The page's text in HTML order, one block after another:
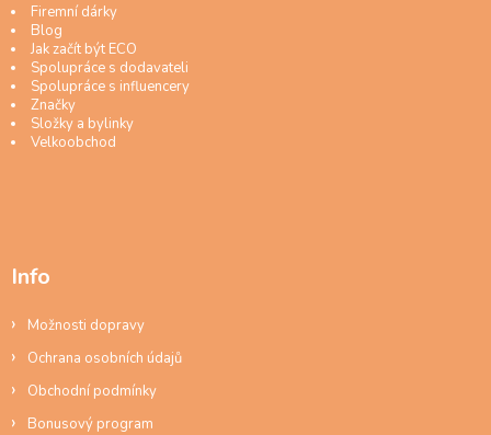
Firemní dárky
Blog
Jak začít být ECO
Spolupráce s dodavateli
Spolupráce s influencery
Značky
Složky a bylinky
Velkoobchod
Info
Možnosti dopravy
Ochrana osobních údajů
Obchodní podmínky
Bonusový program